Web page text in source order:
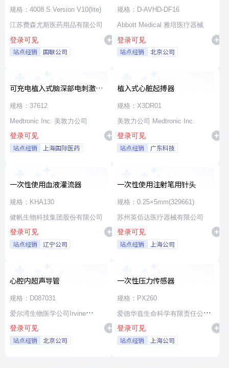
规格：4008 S Version V10(lite)
江苏费森尤斯医药用品有限公司
登录可见
站点经销 国联公司
导管
规格：D-AVHD-DF16
Abbott Medical 雅培医疗器械
登录可见
站点经销 北京公司
可充电植入式脑深部电刺激脉
冲发生器套件
规格：37612
Medtronic Inc. 美敦力公司
登录可见
站点经销 上海国际医药
植入式心脏起搏器
规格：X3DR01
美敦力公司 Medtronic Inc.
登录可见
站点经销 广东科技
一次性使用血液灌流器
规格：KHA130
健帆生物科技集团股份有限公司
登录可见
站点经销 辽宁公司
一次性使用注射笔用针头
规格：0.25×5mm(329661)
苏州英佰达医疗器械有限公司
登录可见
站点经销 上海公司
心腔内超声导管
规格：D087031
爱尔湾生物医学公司Irvine
Biomedical,Inc. a St. Jude
Medical Company
登录可见
站点经销 北京公司
一次性压力传感器
规格：PX260
爱德华兹生命科学有限责任公司
Edwards Lifesciences LLC
登录可见
站点经销 上海公司